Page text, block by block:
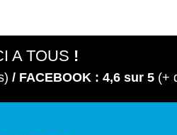
A TOUS !
/ FACEBOOK : 4,6 sur 5 (+